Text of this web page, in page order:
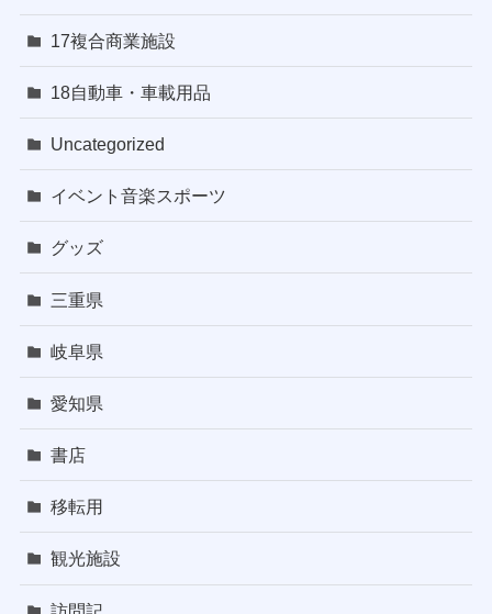
17複合商業施設
18自動車・車載用品
Uncategorized
イベント音楽スポーツ
グッズ
三重県
岐阜県
愛知県
書店
移転用
観光施設